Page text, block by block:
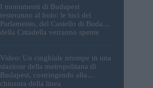
I monumenti di Budapest
resteranno al buio: le luci del
Parlamento, del Castello di Buda e
della Cittadella verranno spente
Video: Un cinghiale irrompe in una
stazione della metropolitana di
Budapest, costringendo alla
chiusura della linea